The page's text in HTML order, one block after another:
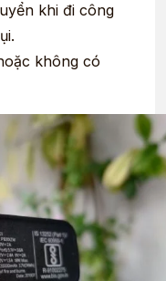
khi đi công
không có